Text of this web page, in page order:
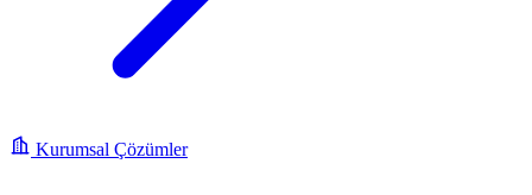
Kurumsal Çözümler